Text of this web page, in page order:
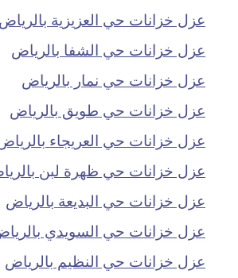
عزل خزانات حي العزيزية بالرياض
عزل خزانات حي الشفا بالرياض
عزل خزانات حي نمار بالرياض
عزل خزانات حي طويق بالرياض
عزل خزانات حي العريجاء
عزل خزانات حي ظهرة لبن
عزل خزانات حي البديعة بالرياض
عزل خزانات حي السويدي
عزل خزانات حي النظيم بالرياض